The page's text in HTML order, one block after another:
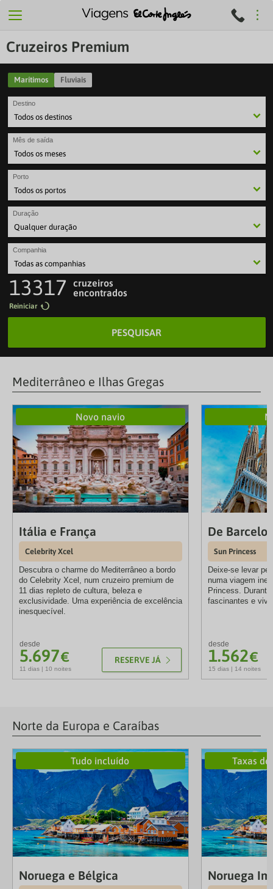
Cruzeiros Premium
Marítimos Fluviais
Destino
Mês de saída
Porto
Duração
Companhia
13317
cruzeiros
encontrados
Reiniciar
PESQUISAR
Mediterrâneo e Ilhas Gregas
Novo navio
Itália e França
Celebrity Xcel
Descubra o charme do Mediterrâneo a bordo
do Celebrity Xcel, num cruzeiro premium de
11 dias repleto de cultura, beleza e
exclusividade. Uma experiência de excelência
inesquecível.
desde
5.697€
11 dias | 10 noites
RESERVE JÁ
De
Sun Princess
Deixe-se levar
numa viagem
Princess.
fascinantes e
desde
1.562€
15 dias | 14 noites
Norte da Europa e Caraíbas
Tudo incluído
Noruega e Bélgica
Taxas
Noruega